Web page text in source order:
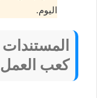
اليوم.
كعب العمل